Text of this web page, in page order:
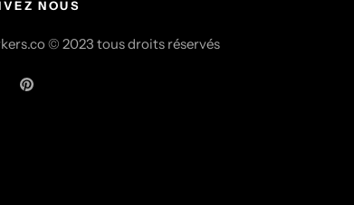
NOUS
© 2023 tous droits réservés